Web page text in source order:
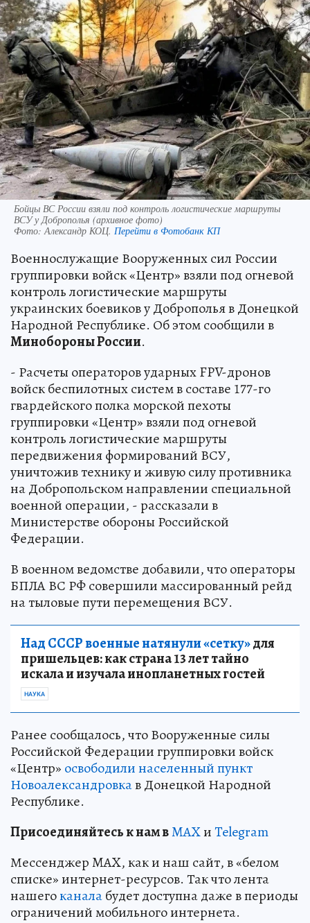
Бойцы ВС России взяли под контроль логистические маршруты
ВСУ у Доброполья (архивное фото)
Фото:Александр КОЦ. Перейти в Фотобанк КП
Военнослужащие Вооруженных сил России
группировки войск «Центр» взяли под огневой
контроль логистические маршруты
украинских боевиков у Доброполья в Донецкой
Народной Республике. Об этом сообщили в
Минобороны России.
- Расчеты операторов ударных FPV-дронов
войск беспилотных систем в составе 177-го
гвардейского полка морской пехоты
группировки «Центр» взяли под огневой
контроль логистические маршруты
передвижения формирований ВСУ,
уничтожив технику и живую силу противника
на Добропольском направлении специальной
военной операции, - рассказали в
Министерстве обороны Российской
Федерации.
В военном ведомстве добавили, что операторы
БПЛА ВС РФ совершили массированный рейд
на тыловые пути перемещения ВСУ.
Над СССР военные натянули «сетку»для
пришельцев: как страна 13 лет тайно
искала и изучала инопланетных гостей
НАУКА
Ранее сообщалось, что Вооруженные силы
Российской Федерации группировки войск
«Центр» освободили населенный пункт
Новоалександровкав Донецкой Народной
Республике.
Присоединяйтесь к нам вMAXиTelegram
Мессенджер MAX, как и наш сайт, в «белом
списке» интернет-ресурсов. Так что лента
нашегоканалабудет доступна даже в периоды
ограничений мобильного интернета.